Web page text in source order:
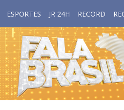
ESPORTES JR 24H RECORD